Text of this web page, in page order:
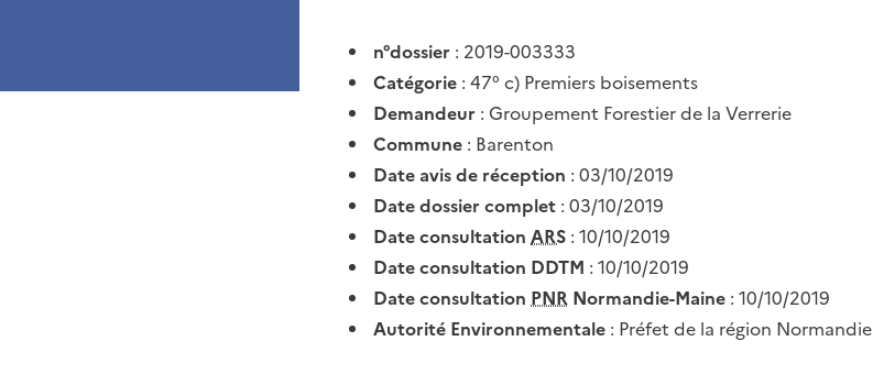
n°dossier : 2019-003333
Catégorie : 47° c) Premiers boisements
Demandeur : Groupement Forestier de la Verrerie
Commune : Barenton
Date avis de réception : 03/10/2019
Date dossier complet : 03/10/2019
Date consultationARS : 10/10/2019
Date consultation DDTM : 10/10/2019
Date consultationPNR Normandie-Maine : 10/10/2019
Autorité Environnementale : Préfet de la région Normandie